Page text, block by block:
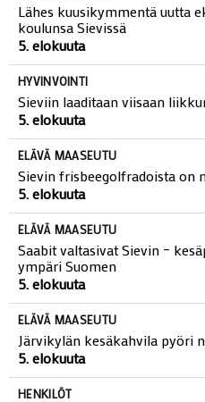
Lähes kuusikymmentä uutta
koulunsa Sievissä
5. elokuuta
HYVINVOINTI
Sieviin laaditaan viisaan
5. elokuuta
ELÄVÄ MAASEUTU
Sievin frisbeegolfradoista on
5. elokuuta
ELÄVÄ MAASEUTU
Saabit valtasivat Sievin –
ympäri Suomen
5. elokuuta
ELÄVÄ MAASEUTU
Järvikylän kesäkahvila pyöri
5. elokuuta
HENKILÖT